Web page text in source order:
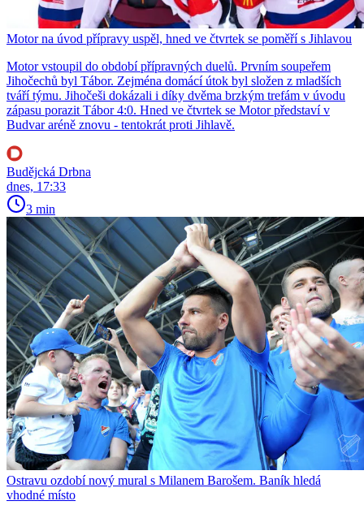
Motor na úvod přípravy uspěl, hned ve čtvrtek se poměří s Jihlavou
Motor vstoupil do období přípravných duelů. Prvním soupeřem
Jihočechů byl Tábor. Zejména domácí útok byl složen z mladších
tváří týmu. Jihočeši dokázali i díky dvěma brzkým trefám v úvodu
zápasu porazit Tábor 4:0. Hned ve čtvrtek se Motor představí v
Budvar aréně znovu - tentokrát proti Jihlavě.
Budějcká Drbna
dnes, 17:33
3 min
Ostravu ozdobí nový mural s Milanem Barošem. Baník hledá
vhodné místo